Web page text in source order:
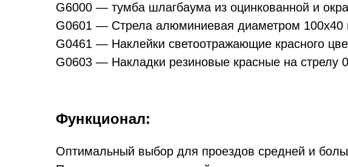
G6000 — тумба шлагбаума из оцинкованной и
G0601 — Стрела алюминиевая диаметром
G0461 — Наклейки светоотражающие красного
G0603 — Накладки резиновые красные на
Функционал:
Оптимальный выбор для проездов средней и
4
в существующие системы управления, включая
высокое качество установки и гарантируем